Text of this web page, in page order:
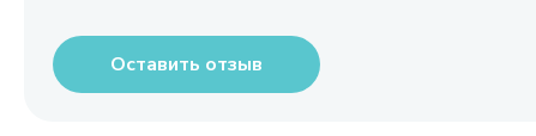
Оставить отзыв